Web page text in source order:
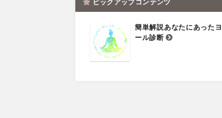
ピックアップコンテンツ
簡単解説あなたにあった
ール診断